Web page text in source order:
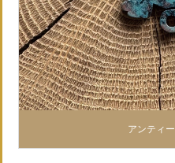
アンティ